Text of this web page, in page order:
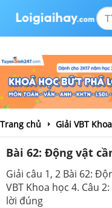
Trang chủ Giải VBT
Bài 62: Động vật
Giải câu 1, 2 Bài 62:
VBT Khoa học 4. Câu
lời đúng